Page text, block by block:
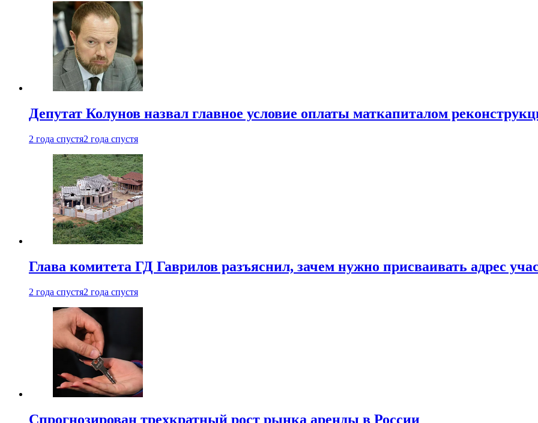
Депутат Колунов назвал главное условие оплаты маткапиталом
2 года спустя2 года спустя
Глава комитета ГД Гаврилов разъяснил, зачем нужно присваивать адрес
2 года спустя2 года спустя
Спрогнозирован трехкратный рост рынка аренды в России